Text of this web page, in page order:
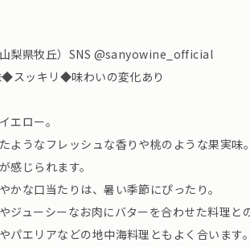
梨県牧丘）SNS @sanyowine_official
スッキリ◆味わいの変化あり
エロー。
ようなフレッシュな香りや桃のような果実味。
感じられます。
かな口当たりは、暑い季節にぴったり。
ジューシーなお肉にバターを合わせた料理と
パエリアなどの地中海料理ともよく合います。